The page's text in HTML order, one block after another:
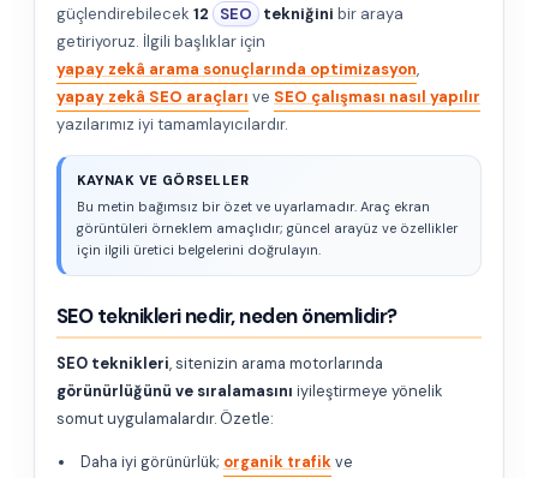
güçlendirebilecek 12 SEO tekniğini bir araya
getiriyoruz. İlgili başlıklar için
yapay zekâ arama sonuçlarında optimizasyon,
yapay zekâ SEO araçları ve SEO çalışması nasıl yapılır
yazılarımız iyi tamamlayıcılardır.
KAYNAK VE GÖRSELLER
Bu metin bağımsız bir özet ve uyarlamadır. Araç ekran
görüntüleri örneklem amaçlıdır; güncel arayüz ve özellikler
için ilgili üretici belgelerini doğrulayın.
SEO teknikleri nedir, neden önemlidir?
SEO teknikleri, sitenizin arama motorlarında
görünürlüğünü ve sıralamasını iyileştirmeye yönelik
somut uygulamalardır. Özetle:
Daha iyi görünürlük; organik trafikve